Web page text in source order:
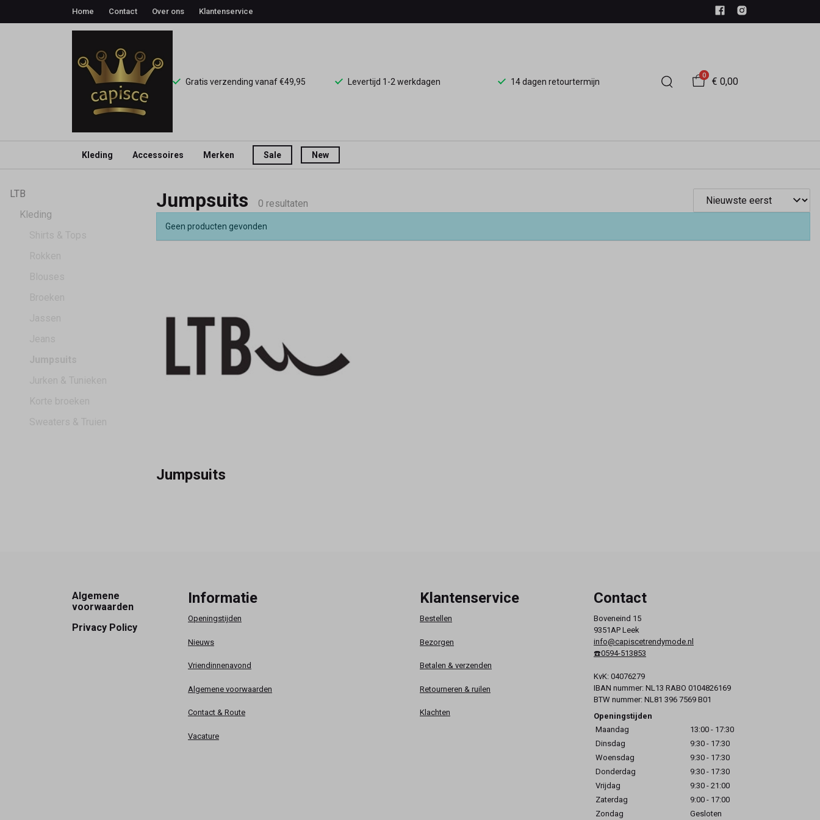
Home Contact Over ons Klantenservice
Gratis verzending vanaf €49,95 Levertijd 1-2 werkdagen 14 dagen retourtermijn
0
€ 0,00
Kleding Accessoires Merken Sale New
Jumpsuits
LTB
Kleding
Jumpsuits 0 resultaten
Geen producten gevonden
Jumpsuits
Footer
Algemene
voorwaarden
Privacy Policy
Informatie
Openingstijden
Nieuws
Vriendinnenavond
Algemene voorwaarden
Contact & Route
Vacature
Klantenservice
Bestellen
Bezorgen
Betalen & verzenden
Retourneren & ruilen
Klachten
Contact
Boveneind 15
9351AP Leek
info@capiscetrendymode.nl
☎️0594-513853
KvK: 04076279
IBAN nummer: NL13 RABO 0104826169
BTW nummer: NL81 396 7569 B01
Openingstijden
Maandag
13:00 - 17:30
Dinsdag
9:30 - 17:30
Woensdag
9:30 - 17:30
Donderdag
9:30 - 17:30
Vrijdag
9:30 - 21:00
Zaterdag
9:00 - 17:00
Zondag
Gesloten